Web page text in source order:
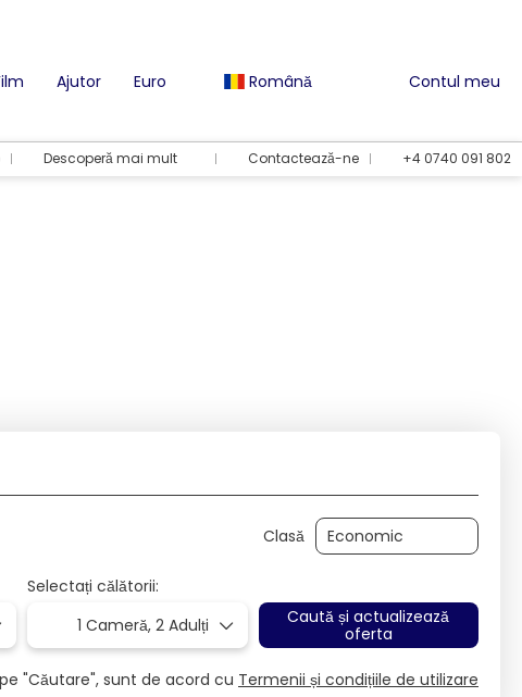
Ajutor Euro Română Contul meu
Descoperă mai mult Contactează-ne +4 0740 091 802
Clasă
Selectați călătorii:
1 Cameră,2 Adulți
Caută și actualizează
oferta
"Căutare", sunt de acord cu Termenii și condițiile de utilizare